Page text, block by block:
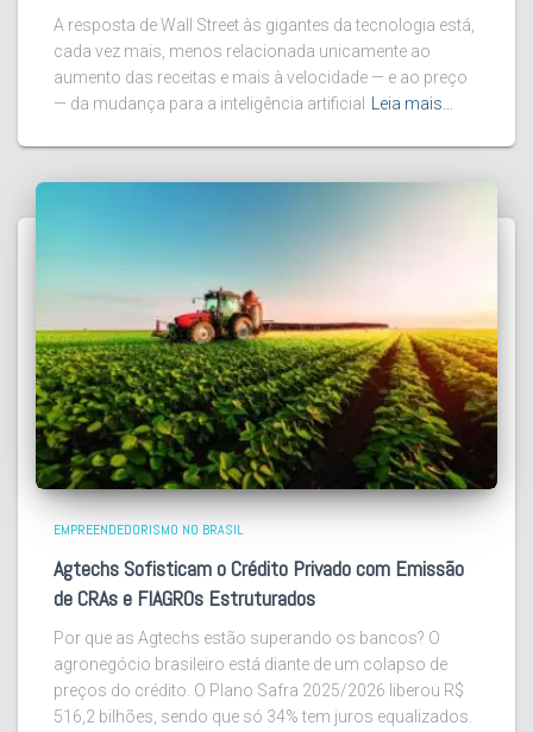
A resposta de Wall Street às gigantes da tecnologia está,
cada vez mais, menos relacionada unicamente ao
aumento das receitas e mais à velocidade — e ao preço
— da mudança para a inteligência artificial
Leia mais…
EMPREENDEDORISMO NO BRASIL
Agtechs Sofisticam o Crédito Privado com Emissão
de CRAs e FIAGROs Estruturados
Por que as Agtechs estão superando os bancos? O
agronegócio brasileiro está diante de um colapso de
preços do crédito. O Plano Safra 2025/2026 liberou R$
516,2 bilhões, sendo que só 34% tem juros equalizados.